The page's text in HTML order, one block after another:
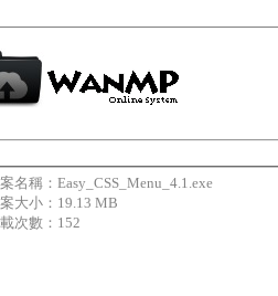
名稱：Easy_CSS_Menu_4.1.exe
大小：19.13 MB
次數：152